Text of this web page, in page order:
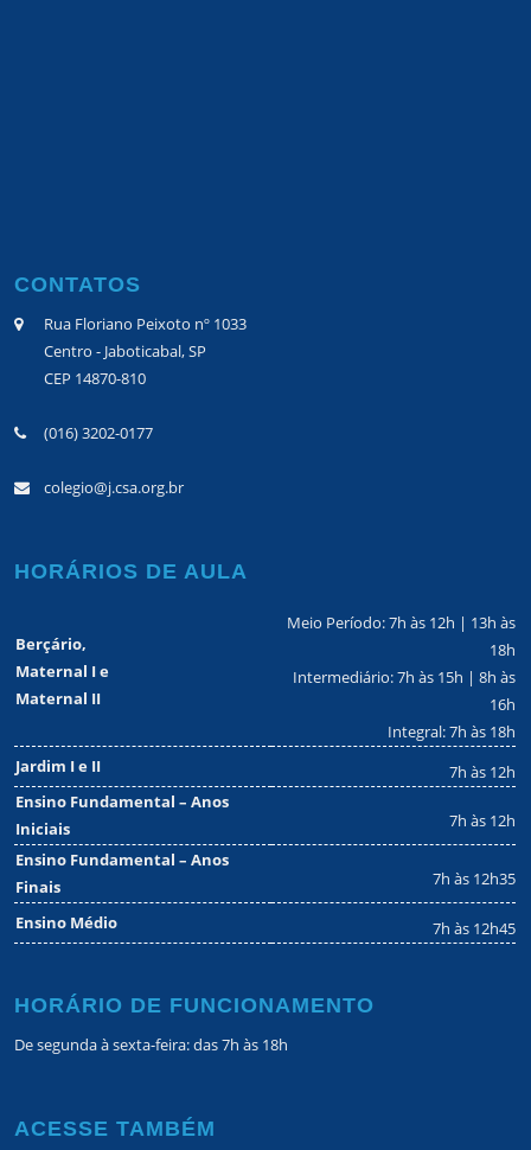
CONTATOS
Rua Floriano Peixoto nº 1033
Centro - Jaboticabal, SP
CEP 14870-810
(016) 3202-0177
colegio@j.csa.org.br
HORÁRIOS DE AULA
Berçário,
Maternal I e
Maternal II
Meio Período: 7h às 12h | 13h às
18h
Intermediário: 7h às 15h | 8h às
16h
Integral: 7h às 18h
Jardim I e II
7h às 12h
Ensino Fundamental – Anos
Iniciais
7h às 12h
Ensino Fundamental – Anos
Finais
7h às 12h35
Ensino Médio 7h às 12h45
HORÁRIO DE FUNCIONAMENTO
De segunda à sexta-feira: das 7h às 18h
ACESSE TAMBÉM